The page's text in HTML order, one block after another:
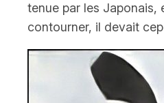
tenue par les Japonais,
contourner, il devait